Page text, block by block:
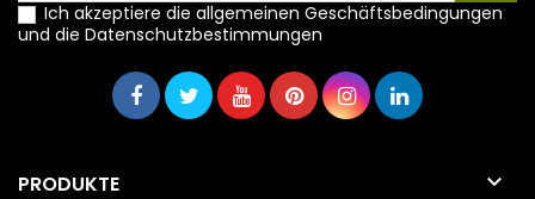
Ich akzeptiere die allgemeinen Geschäftsbedingungen
und die Datenschutzbestimmungen
PRODUKTE 